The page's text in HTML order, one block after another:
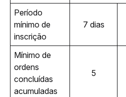
Período
mínimo de
inscrição
7 dias
Mínimo de
ordens
concluídas
acumuladas
5